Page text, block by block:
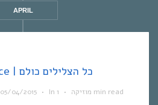
APRIL
Every Noise at Once | כל הצלילים כולם
05/04/2015 • In מוזיקה • 1 min read